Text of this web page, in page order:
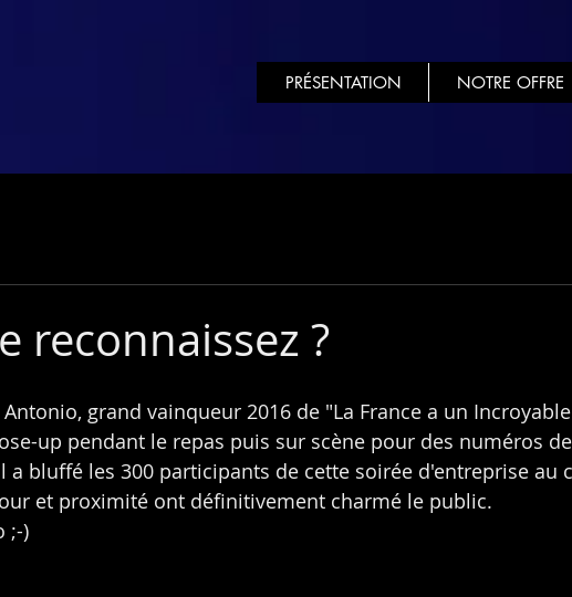
PRÉSENTATION NOTRE OFFRE
reconnaissez ?
grand vainqueur 2016 de "La France a un
up pendant le repas puis sur scène pour des numéros
a bluffé les 300 participants de cette soirée d'entreprise au
et proximité ont définitivement charmé le public.
;-)